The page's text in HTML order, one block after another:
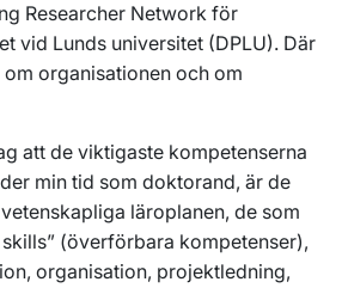
Researcher Network för
vid Lunds universitet (DPLU). Där
organisationen och om
att de viktigaste kompetenserna
min tid som doktorand, är de
läroplanen, de som
(överförbara kompetenser),
organisation, projektledning,